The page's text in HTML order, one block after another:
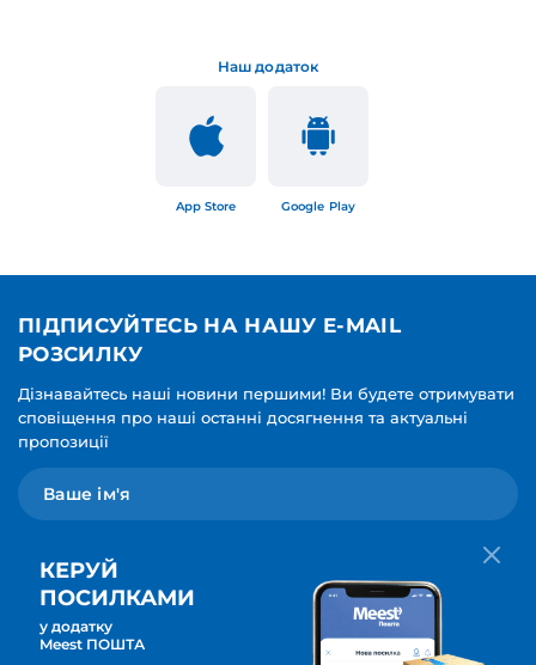
Наш додаток
App Store Google Play
ПІДПИСУЙТЕСЬ НА НАШУ E-MAIL
РОЗСИЛКУ
Дізнавайтесь наші новини першими! Ви будете отримувати
сповіщення про наші останні досягнення та актуальні
пропозиції
Мова для вашої розсилки
ПІДПИСАТИСЯ
КЕРУЙ
ПОСИЛКАМИ
у додатку
Meest ПОШТА